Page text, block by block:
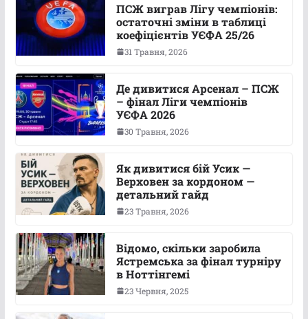
ПСЖ виграв Лігу чемпіонів:
остаточні зміни в таблиці
коефіцієнтів УЄФА 25/26
31 Травня, 2026
Де дивитися Арсенал – ПСЖ
– фінал Ліги чемпіонів
УЄФА 2026
30 Травня, 2026
Як дивитися бій Усик —
Верховен за кордоном —
детальний гайд
23 Травня, 2026
Відомо, скільки заробила
Ястремська за фінал турніру
в Ноттінгемі
23 Червня, 2025